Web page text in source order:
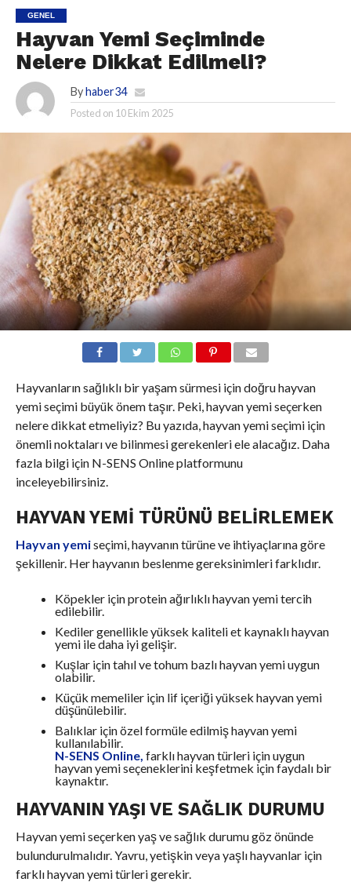
GENEL
Hayvan Yemi Seçiminde
Nelere Dikkat Edilmeli?
By haber34
Posted on 10 Ekim 2025
Hayvanların sağlıklı bir yaşam sürmesi için doğru hayvan
yemi seçimi büyük önem taşır. Peki, hayvan yemi seçerken
nelere dikkat etmeliyiz? Bu yazıda, hayvan yemi seçimi için
önemli noktaları ve bilinmesi gerekenleri ele alacağız. Daha
fazla bilgi için N-SENS Online platformunu
inceleyebilirsiniz.
HAYVAN YEMI TÜRÜNÜ BELIRLEMEK
Hayvan yemiseçimi, hayvanın türüne ve ihtiyaçlarına göre
şekillenir. Her hayvanın beslenme gereksinimleri farklıdır.
Köpekler için protein ağırlıklı hayvan yemi tercih
edilebilir.
Kediler genellikle yüksek kaliteli et kaynaklı hayvan
yemi ile daha iyi gelişir.
Kuşlar için tahıl ve tohum bazlı hayvan yemi uygun
olabilir.
Küçük memeliler için lif içeriği yüksek hayvan yemi
düşünülebilir.
Balıklar için özel formüle edilmiş hayvan yemi
kullanılabilir.
N-SENS Online, farklı hayvan türleri için uygun
hayvan yemi seçeneklerini keşfetmek için faydalı bir
kaynaktır.
HAYVANIN YAŞI VE SAĞLIK DURUMU
Hayvan yemi seçerken yaş ve sağlık durumu göz önünde
bulundurulmalıdır. Yavru, yetişkin veya yaşlı hayvanlar için
farklı hayvan yemi türleri gerekir.